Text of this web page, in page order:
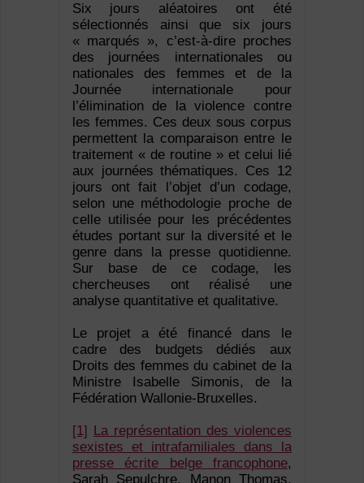
Six jours aléatoires ont été
sélectionnés ainsi que six jours
« marqués », c’est-à-dire proches
des journées internationales ou
nationales des femmes et de la
Journée internationale pour
l’élimination de la violence contre
les femmes. Ces deux sous corpus
permettent la comparaison entre le
traitement « de routine » et celui lié
aux journées thématiques. Ces 12
jours ont fait l’objet d’un codage,
selon une méthodologie proche de
celle utilisée pour les précédentes
études portant sur la diversité et le
genre dans la presse quotidienne.
Sur base de ce codage, les
chercheuses ont réalisé une
analyse quantitative et qualitative.
Le projet a été financé dans le
cadre des budgets dédiés aux
Droits des femmes du cabinet de la
Ministre Isabelle Simonis, de la
Fédération Wallonie-Bruxelles.
[1]
La représentation des violences
sexistes et intrafamiliales dans la
presse écrite belge francophone,
Sarah Sepulchre, Manon Thomas,